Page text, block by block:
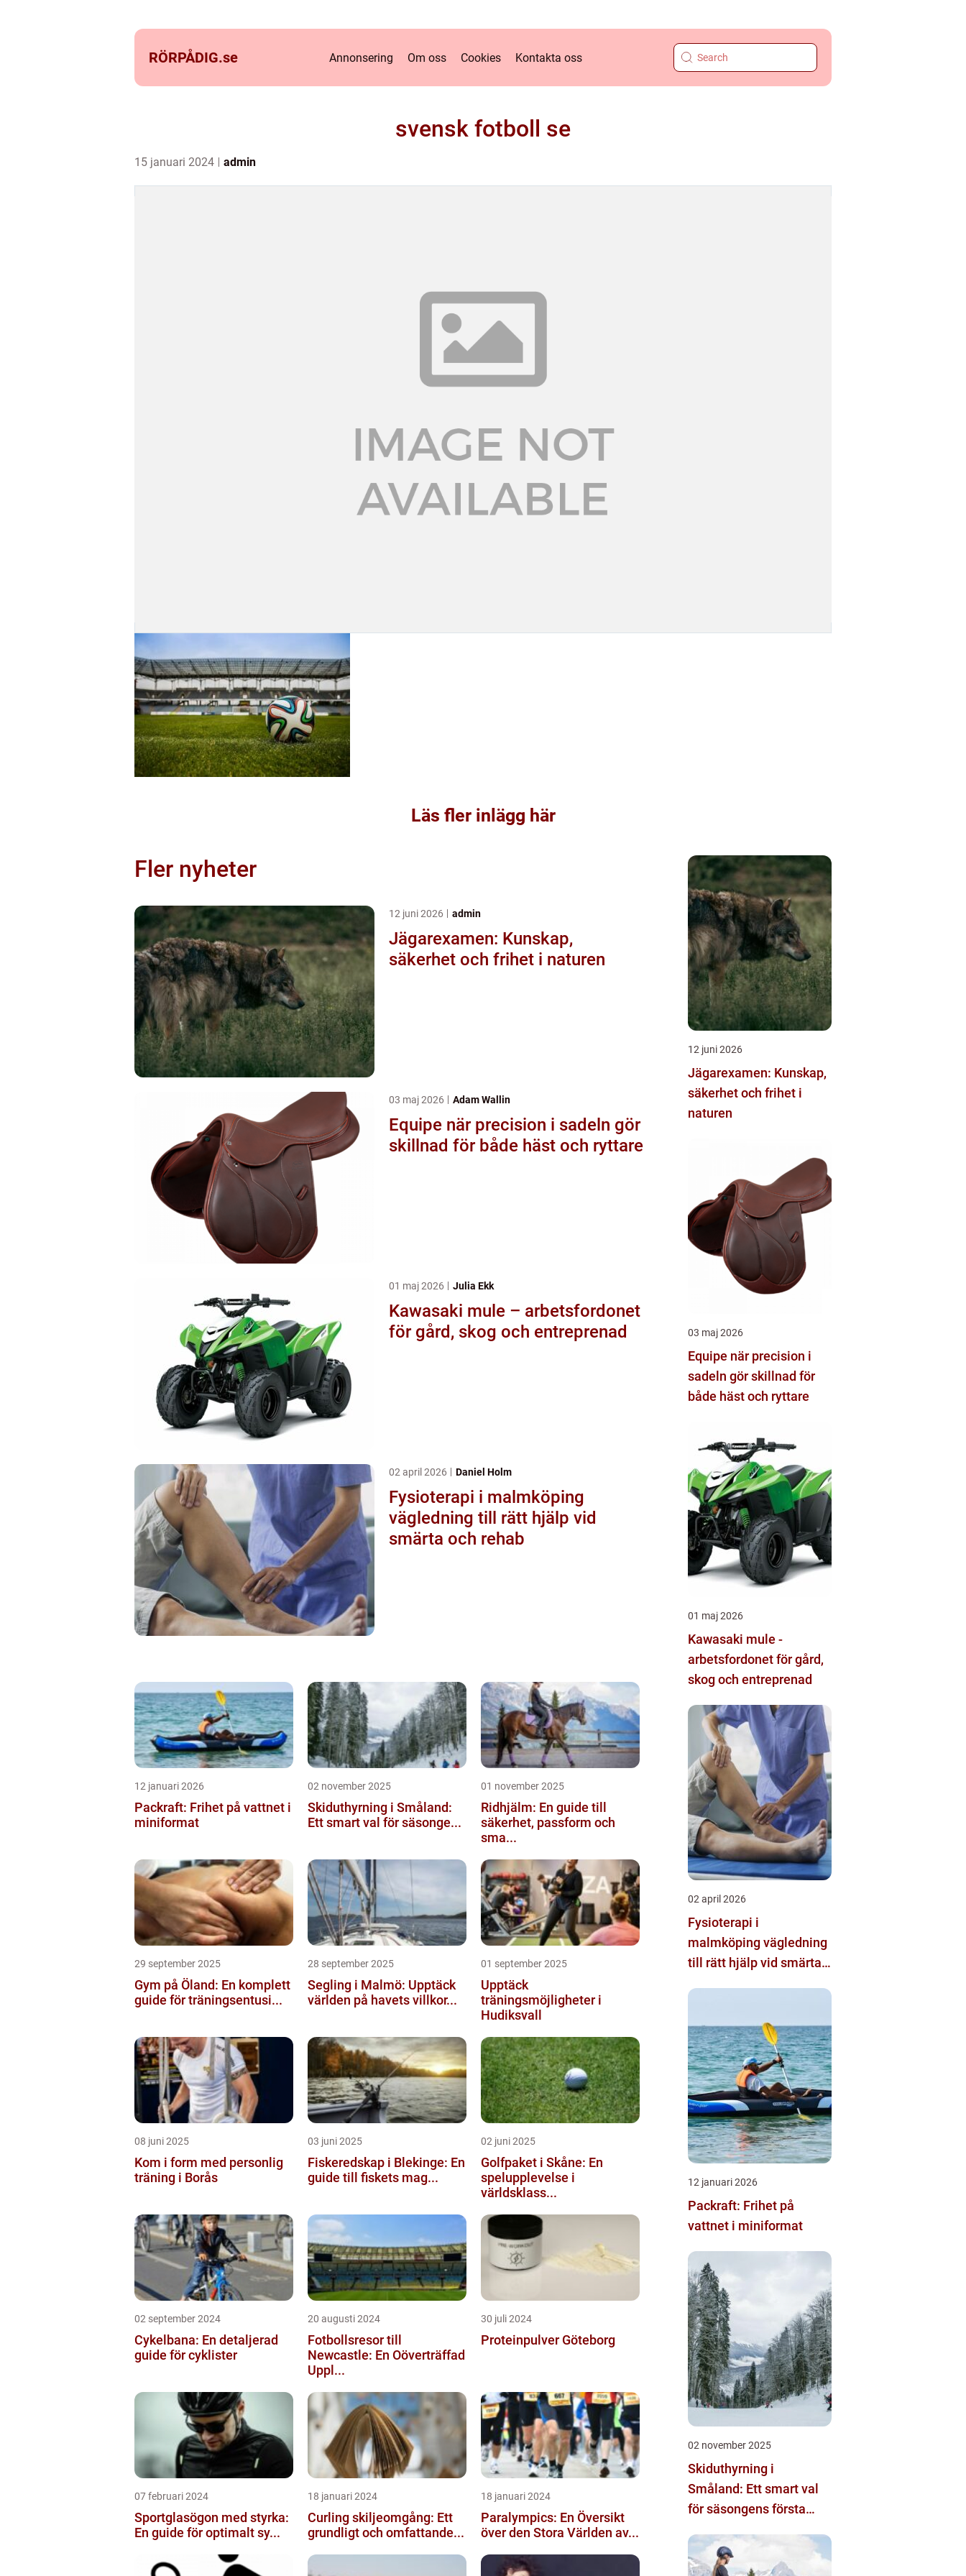
RÖRPÅDIG.se Annonsering Om oss Cookies Kontakta oss
svensk fotboll se
15 januari 2024 admin
Läs fler inlägg här
Fler nyheter
12 juni 2026 admin
Jägarexamen: Kunskap,
säkerhet och frihet i naturen
03 maj 2026 Adam Wallin
Equipe när precision i sadeln gör
skillnad för både häst och ryttare
01 maj 2026 Julia Ekk
Kawasaki mule – arbetsfordonet
för gård, skog och entreprenad
02 april 2026 Daniel Holm
Fysioterapi i malmköping
vägledning till rätt hjälp vid
smärta och rehab
12 januari 2026
Packraft: Frihet på vattnet i
miniformat
02 november 2025
Skiduthyrning i Småland:
Ett smart val för säsonge...
01 november 2025
Ridhjälm: En guide till
säkerhet, passform och
sma...
29 september 2025
Gym på Öland: En komplett
guide för träningsentusi...
28 september 2025
Segling i Malmö: Upptäck
världen på havets villkor...
01 september 2025
Upptäck
träningsmöjligheter i
Hudiksvall
08 juni 2025
Kom i form med personlig
träning i Borås
03 juni 2025
Fiskeredskap i Blekinge: En
guide till fiskets mag...
02 juni 2025
Golfpaket i Skåne: En
spelupplevelse i
världsklass...
02 september 2024
Cykelbana: En detaljerad
guide för cyklister
20 augusti 2024
Fotbollsresor till
Newcastle: En Oöverträffad
Uppl...
30 juli 2024
Proteinpulver Göteborg
07 februari 2024
Sportglasögon med styrka:
En guide för optimalt sy...
18 januari 2024
Curling skiljeomgång: Ett
grundligt och omfattande...
18 januari 2024
Paralympics: En Översikt
över den Stora Världen av...
12 juni 2026
Jägarexamen: Kunskap,
säkerhet och frihet i
naturen
03 maj 2026
Equipe när precision i
sadeln gör skillnad för
både häst och ryttare
01 maj 2026
Kawasaki mule -
arbetsfordonet för gård,
skog och entreprenad
02 april 2026
Fysioterapi i
malmköping vägledning
till rätt hjälp vid smärta
12 januari 2026
Packraft: Frihet på
vattnet i miniformat
02 november 2025
Skiduthyrning i
Småland: Ett smart val
för säsongens första